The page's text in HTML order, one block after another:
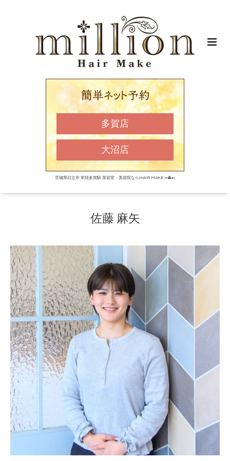
多賀店
大沼店
茨城県日立市 常陸多賀駅 美容室・美容院ならHAIR MAKE million
佐藤 麻矢